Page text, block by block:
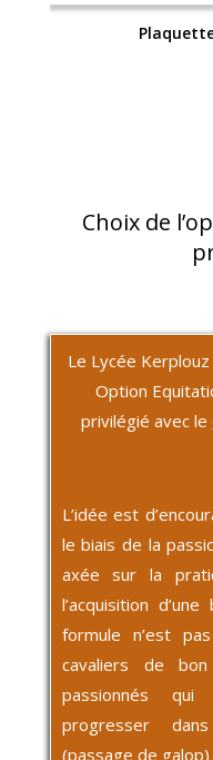
Choix de
Le Lycée
Option
privilégié avec le
L’idée est
le biais de la
axée sur la
l’acquisition
formule n’est
cavaliers de
passionnés qui
progresser
(passage de galop)